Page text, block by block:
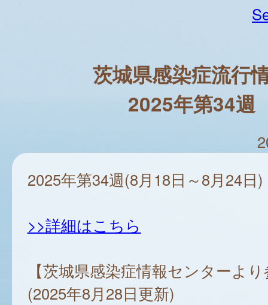
茨城県感染症流行
2025年第34週
2025年第34週(8月18日～8月24日)
>>詳細はこちら
【茨城県感染症情報センターよ
(2025年8月28日更新)